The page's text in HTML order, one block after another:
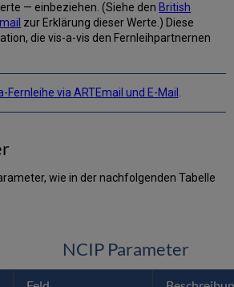
— einbeziehen. (Siehe den British
zur Erklärung dieser Werte.) Diese
die vis-a-vis den Fernleihpartnernen
Fernleihe via ARTEmail und E-Mail
wie in der nachfolgenden Tabelle
NCIP Parameter